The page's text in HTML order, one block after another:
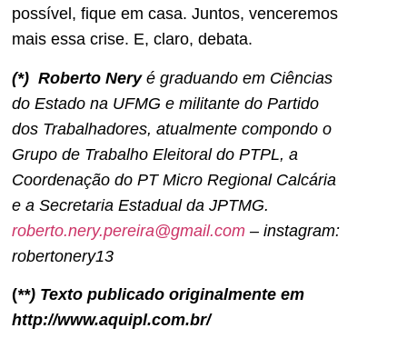
possível, fique em casa. Juntos, venceremos
mais essa crise. E, claro, debata.
(*) Roberto Neryé graduando em Ciências
do Estado na UFMG e militante do Partido
dos Trabalhadores, atualmente compondo o
Grupo de Trabalho Eleitoral do PTPL, a
Coordenação do PT Micro Regional Calcária
e a Secretaria Estadual da JPTMG.
roberto.nery.pereira@gmail.com – instagram:
robertonery13
(**) Texto publicado originalmente em
http://www.aquipl.com.br/